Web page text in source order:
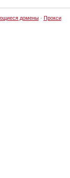
домены· Прокси